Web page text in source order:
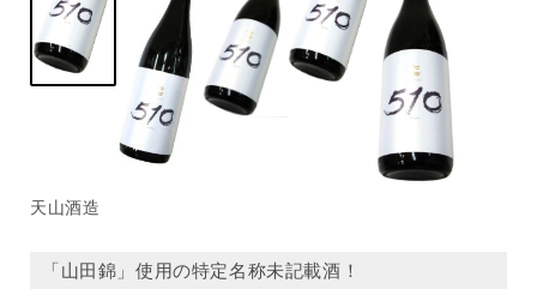
天山酒造
「山田錦」使用の特定名称未記載酒！